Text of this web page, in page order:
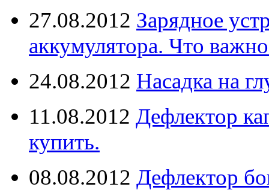
27.08.2012 Зарядное
аккумулятора. Что
24.08.2012 Насадка на
11.08.2012 Дефлектор
купить.
08.08.2012 Дефлектор